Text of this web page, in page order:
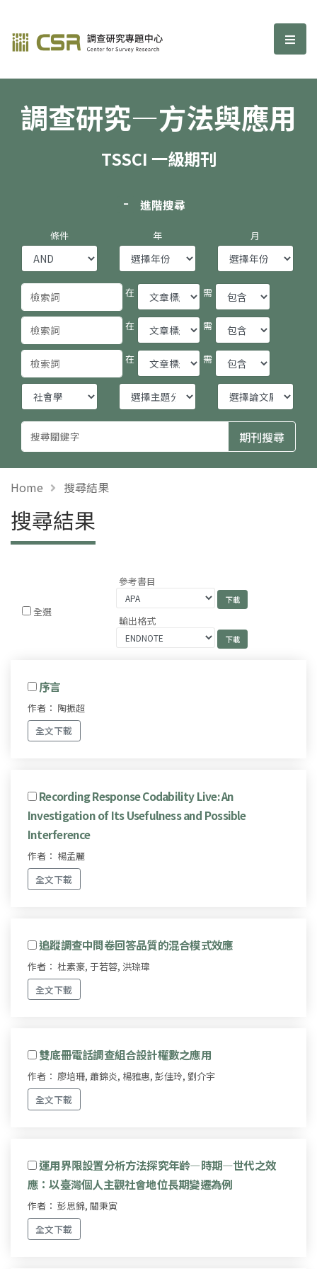
調查研究—方法與應用期刊 選
調查研究—方法與應用
TSSCI 一級期刊
進階搜尋
條件 年 月
在 需
在 需
在 需
Home 搜尋結果
搜尋結果
全選
參考書目
輸出格式
序言
作者： 陶振超
全文下載
Recording Response Codability Live: An
Investigation of Its Usefulness and Possible
Interference
作者： 楊孟麗
全文下載
追蹤調查中問卷回答品質的混合模式效應
作者： 杜素豪, 于若蓉, 洪琮瑋
全文下載
雙底冊電話調查組合設計權數之應用
作者： 廖培珊, 蕭錦炎, 楊雅惠, 彭佳玲, 劉介宇
全文下載
運用界限設置分析方法探究年齡—時期—世代之效
應：以臺灣個人主觀社會地位長期變遷為例
作者： 彭思錦, 關秉寅
全文下載